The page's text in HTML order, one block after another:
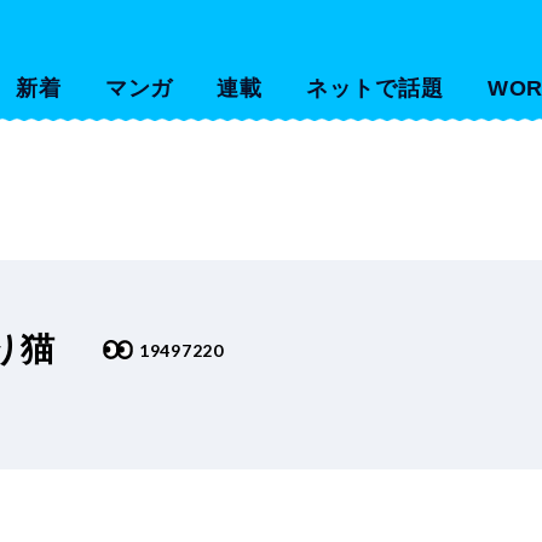
新着 マンガ 連載 ネットで話題
猫 19497220